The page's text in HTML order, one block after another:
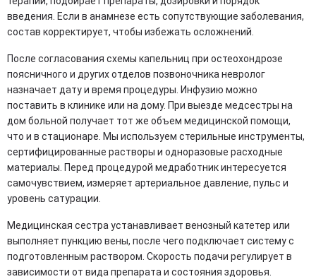
введения. Если в анамнезе есть сопутствующие заболевания,
состав корректирует, чтобы избежать осложнений.
После согласования схемы капельниц при остеохондрозе
поясничного и других отделов позвоночника невролог
назначает дату и время процедуры. Инфузию можно
поставить в клинике или на дому. При выезде медсестры на
дом больной получает тот же объем медицинской помощи,
что и в стационаре. Мы используем стерильные инструменты,
сертифицированные растворы и одноразовые расходные
материалы. Перед процедурой медработник интересуется
самочувствием, измеряет артериальное давление, пульс и
уровень сатурации.
Медицинская сестра устанавливает венозный катетер или
выполняет пункцию вены, после чего подключает систему с
подготовленным раствором. Скорость подачи регулирует в
зависимости от вида препарата и состояния здоровья.